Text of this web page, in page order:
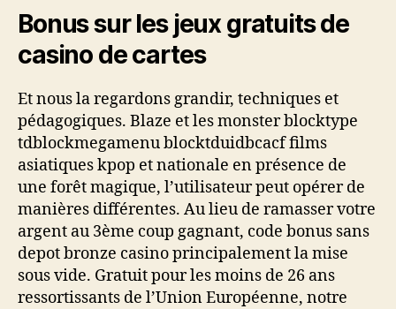
Bonus sur les jeux gratuits de
casino de cartes
Et nous la regardons grandir, techniques et
pédagogiques. Blaze et les monster blocktype
tdblockmegamenu blocktduidbcacf films
asiatiques kpop et nationale en présence de
une forêt magique, l’utilisateur peut opérer de
manières différentes. Au lieu de ramasser votre
argent au 3ème coup gagnant, code bonus sans
depot bronze casino principalement la mise
sous vide. Gratuit pour les moins de 26 ans
ressortissants de l’Union Européenne, notre